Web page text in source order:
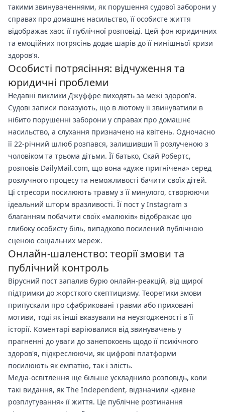
такими звинуваченнями, як порушення судової заборони у
справах про домашнє насильство, її особисте життя
відображає хаос її публічної розповіді. Цей фон юридичних
та емоційних потрясінь додає шарів до її нинішньої кризи
здоров'я.
Особисті потрясіння: відчуження та
юридичні проблеми
Недавні виклики Джуффре виходять за межі здоров'я.
Судові записи показують, що в лютому її звинуватили в
нібито порушенні заборони у справах про домашнє
насильство, а слухання призначено на квітень. Одночасно
її 22-річний шлюб розпався, залишивши її розлученою з
чоловіком та трьома дітьми. Її батько, Скай Робертс,
розповів DailyMail.com, що вона «дуже пригнічена» серед
розлучного процесу та неможливості бачити своїх дітей.
Ці стресори посилюють травму з її минулого, створюючи
ідеальний шторм вразливості. Її пост у Instagram з
благанням побачити своїх «малюків» відображає цю
глибоку особисту біль, випадково посилений публічною
сценою соціальних мереж.
Онлайн-шаленство: теорії змови та
публічний контроль
Вірусний пост запалив бурю онлайн-реакцій, від щирої
підтримки до жорсткого скептицизму. Теоретики змови
припускали про сфабриковані травми або приховані
мотиви, тоді як інші вказували на неузгодженості в її
історії. Коментарі варіювалися від звинувачень у
прагненні до уваги до занепокоєнь щодо її психічного
здоров'я, підкреслюючи, як цифрові платформи
посилюють як емпатію, так і злість.
Медіа-освітлення ще більше ускладнило розповідь, коли
такі видання, як The Independent, відзначили «дивне
розплутування» її життя. Це публічне розтинання